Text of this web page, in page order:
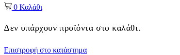
0 Καλάθι
Δεν υπάρχουν προϊόντα στο καλάθι.
Επιστροφή στο κατάστημα